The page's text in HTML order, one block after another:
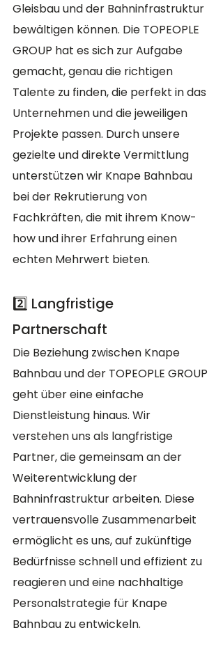
Gleisbau und der Bahninfrastruktur
bewältigen können. Die TOPEOPLE
GROUP hat es sich zur Aufgabe
gemacht, genau die richtigen
Talente zu finden, die perfekt in das
Unternehmen und die jeweiligen
Projekte passen. Durch unsere
gezielte und direkte Vermittlung
unterstützen wir Knape Bahnbau
bei der Rekrutierung von
Fachkräften, die mit ihrem Know-
how und ihrer Erfahrung einen
echten Mehrwert bieten.
2️⃣ Langfristige
Partnerschaft
Die Beziehung zwischen Knape
Bahnbau und der TOPEOPLE GROUP
geht über eine einfache
Dienstleistung hinaus. Wir
verstehen uns als langfristige
Partner, die gemeinsam an der
Weiterentwicklung der
Bahninfrastruktur arbeiten. Diese
vertrauensvolle Zusammenarbeit
ermöglicht es uns, auf zukünftige
Bedürfnisse schnell und effizient zu
reagieren und eine nachhaltige
Personalstrategie für Knape
Bahnbau zu entwickeln.